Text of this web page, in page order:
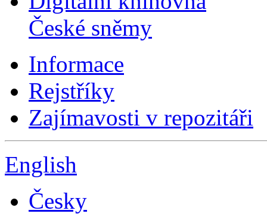
České sněmy
Informace
Rejstříky
Zajímavosti v repozitáři
English
Česky